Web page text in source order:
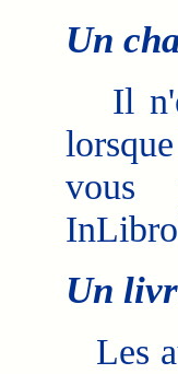
Un
Il
vous
Un
Les